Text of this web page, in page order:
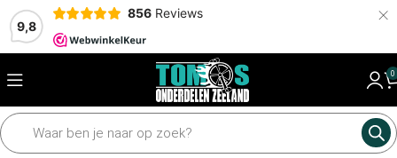
9,8
856 Reviews ×
0
Home Motordelen Carburateur Sproeiers Sproeier set